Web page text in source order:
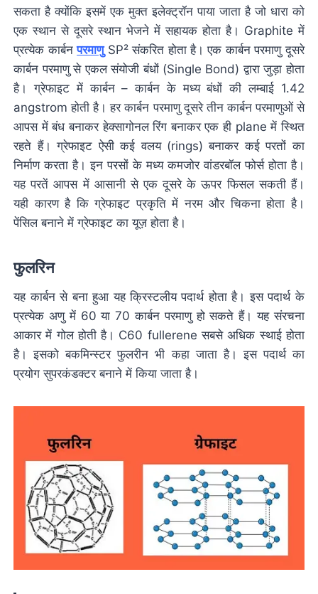
सकता है क्योंकि इसमें एक मुक्त इलेक्ट्रॉन पाया जाता है जो धारा को
एक स्थान से दूसरे स्थान भेजने में सहायक होता है। Graphite में
प्रत्येक कार्बनपरमाणुSP­² संकरित होता है। एक कार्बन परमाणु दूसरे
कार्बन परमाणु से एकल संयोजी बंधों (Single Bond) द्वारा जुड़ा होता
है। ग्रेफाइट में कार्बन – कार्बन के मध्य बंधों की लम्बाई 1.42
angstrom होती है। हर कार्बन परमाणु दूसरे तीन कार्बन परमाणुओं से
आपस में बंध बनाकर हेक्सागोनल रिंग बनाकर एक ही plane में स्थित
रहते हैं। ग्रेफाइट ऐसी कई वलय (rings) बनाकर कई परतों का
निर्माण करता है। इन परसों के मध्य कमजोर वांडरबॉल फोर्स होता है।
यह परतें आपस में आसानी से एक दूसरे के ऊपर फिसल सकती हैं।
यही कारण है कि ग्रेफाइट प्रकृति में नरम और चिकना होता है।
पेंसिल बनाने में ग्रेफाइट का यूज़ होता है।
फुलरिन
यह कार्बन से बना हुआ यह क्रिस्टलीय पदार्थ होता है। इस पदार्थ के
प्रत्येक अणु में 60 या 70 कार्बन परमाणु हो सकते हैं। यह संरचना
आकार में गोल होती है। C60 fullerene सबसे अधिक स्थाई होता
है। इसको बकमिन्स्टर फुलरीन भी कहा जाता है। इस पदार्थ का
प्रयोग सुपरकंडक्टर बनाने में किया जाता है।